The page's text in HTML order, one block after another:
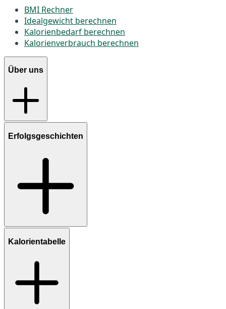
BMI Rechner
Idealgewicht berechnen
Kalorienbedarf berechnen
Kalorienverbrauch berechnen
Über uns
Erfolgsgeschichten
Kalorientabelle